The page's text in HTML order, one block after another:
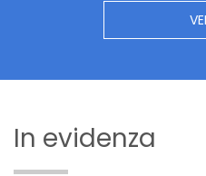
In evidenza